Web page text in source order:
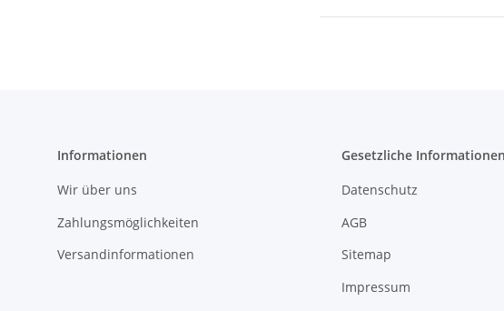
Informationen
Wir über uns
Zahlungsmöglichkeiten
Versandinformationen
Gesetzliche Informationen
Datenschutz
AGB
Sitemap
Impressum